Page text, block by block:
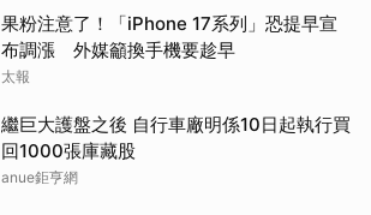
果粉注意了！「iPhone 17系列」恐提早宣
布調漲 外媒籲換手機要趁早
太報
繼巨大護盤之後 自行車廠明係10日起執行買
回1000張庫藏股
anue鉅亨網